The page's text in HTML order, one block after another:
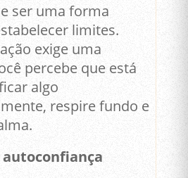
ser uma forma
limites.
exige uma
percebe que está
algo
respire fundo e